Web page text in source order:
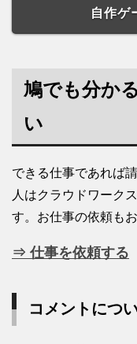
自作ゲ
鳩でも分か
い
できる仕事であれば
人はクラウドワーク
す。お仕事の依頼も
⇒ 仕事を依頼する
コメントにつ